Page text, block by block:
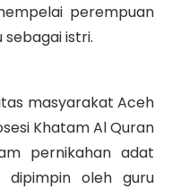
perempuan
istri.
masyarakat Aceh
Khatam Al Quran
pernikahan adat
dipimpin oleh guru